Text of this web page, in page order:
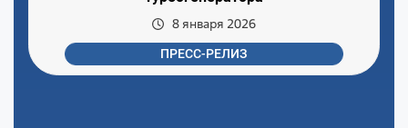
8 января 2026
ПРЕСС-РЕЛИЗ